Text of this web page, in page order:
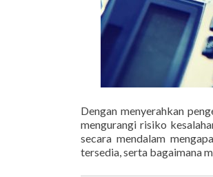
Dengan menyerahkan
mengurangi risiko
secara mendalam
tersedia, serta bagaimana